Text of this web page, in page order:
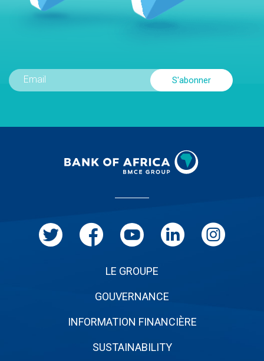
LE GROUPE
GOUVERNANCE
INFORMATION FINANCIÈRE
SUSTAINABILITY